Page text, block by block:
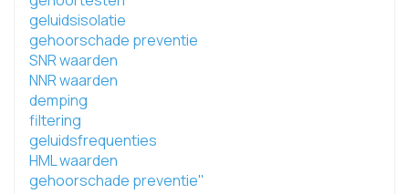
geluidsisolatie
gehoorschade preventie
SNR waarden
NNR waarden
demping
filtering
geluidsfrequenties
HML waarden
gehoorschade preventie"